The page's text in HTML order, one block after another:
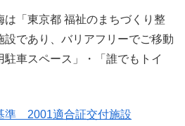
は「東京都 福祉のまちづくり整
であり、バリアフリーでご移動
駐車スペース」・「誰でもトイ
準 2001適合証交付施設